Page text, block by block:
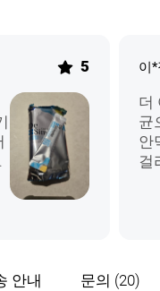
5
이
더
균
안
걸
안내 문의 (20)